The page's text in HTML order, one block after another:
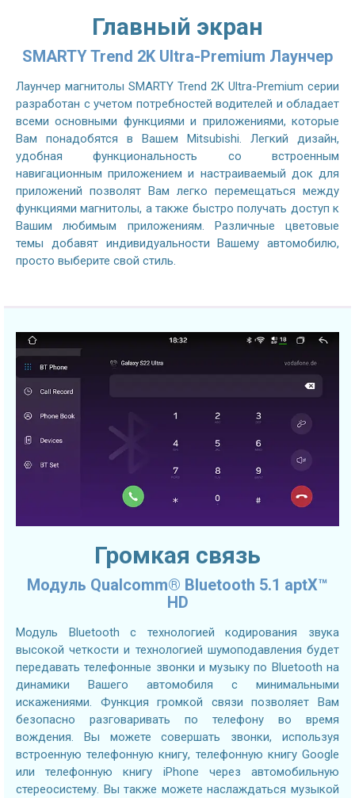
Главный экран
SMARTY Trend 2K Ultra-Premium Лаунчер
Лаунчер магнитолы SMARTY Trend 2K Ultra-Premium серии
разработан с учетом потребностей водителей и обладает
всеми основными функциями и приложениями, которые
Вам понадобятся в Вашем Mitsubishi. Легкий дизайн,
удобная функциональность со встроенным
навигационным приложением и настраиваемый док для
приложений позволят Вам легко перемещаться между
функциями магнитолы, а также быстро получать доступ к
Вашим любимым приложениям. Различные цветовые
темы добавят индивидуальности Вашему автомобилю,
просто выберите свой стиль.
Громкая связь
Модуль Qualcomm® Bluetooth 5.1 aptX™
HD
Модуль Bluetooth с технологией кодирования звука
высокой четкости и технологией шумоподавления будет
передавать телефонные звонки и музыку по Bluetooth на
динамики Вашего автомобиля с минимальными
искажениями. Функция громкой связи позволяет Вам
безопасно разговаривать по телефону во время
вождения. Вы можете совершать звонки, используя
встроенную телефонную книгу, телефонную книгу Google
или телефонную книгу iPhone через автомобильную
стереосистему. Вы также можете наслаждаться музыкой